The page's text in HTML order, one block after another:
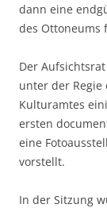
dann eine
des Ottoneums
Der
unter der Regie
Kulturamtes
ersten
eine
vorstellt.
In der Sitzung